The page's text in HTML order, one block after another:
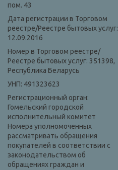
пом. 43
Дата регистрации в Торговом
реестре/Реестре бытовых услуг:
12.09.2016
Номер в Торговом реестре/
Реестре бытовых услуг: 351398,
Республика Беларусь
УНП: 491323623
Регистрационный орган:
Гомельский городской
исполнительный комитет
Номера уполномоченных
рассматривать обращения
покупателей в соответствии с
законодательством об
обращениях граждан и